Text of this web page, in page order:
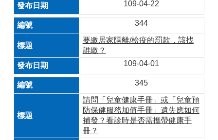
109-04-22
344
要繳居家隔離/檢疫的罰款，該找
誰繳？
109-04-01
345
請問「兒童健康手冊」或「兒童預
防保健服務加值手冊」遺失應如何
補發？看診時是否需攜帶健康手
冊？